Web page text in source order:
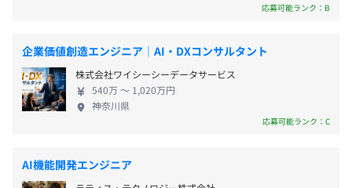
賞与年1回（決算賞与）
応募可能ランク：B
企業価値創造エンジニア｜AI・DXコンサルタント
株式会社ワイシーシーデータサービス
540万 〜 1,020万円
神奈川県
応募可能ランク：C
AI機能開発エンジニア